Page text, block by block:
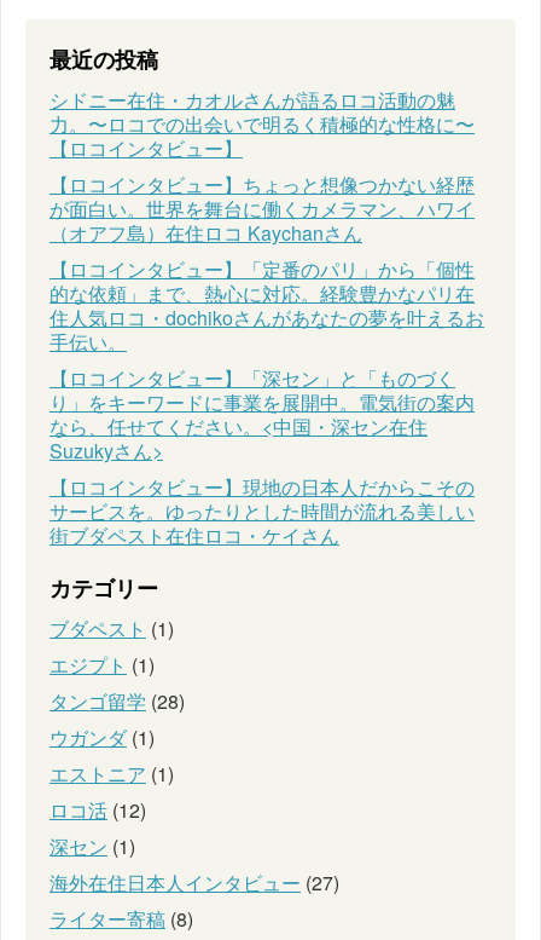
最近の投稿
シドニー在住・カオルさんが語るロコ活動の魅
力。〜ロコでの出会いで明るく積極的な性格に〜
【ロコインタビュー】
【ロコインタビュー】ちょっと想像つかない経歴
が面白い。世界を舞台に働くカメラマン、ハワイ
（オアフ島）在住ロコ Kaychanさん
【ロコインタビュー】「定番のパリ」から「個性
的な依頼」まで、熱心に対応。経験豊かなパリ在
住人気ロコ・dochikoさんがあなたの夢を叶えるお
手伝い。
【ロコインタビュー】「深セン」と「ものづく
り」をキーワードに事業を展開中。電気街の案内
なら、任せてください。<中国・深セン在住
Suzukyさん>
【ロコインタビュー】現地の日本人だからこその
サービスを。ゆったりとした時間が流れる美しい
街ブダペスト在住ロコ・ケイさん
カテゴリー
ブダペスト (1)
エジプト (1)
タンゴ留学 (28)
ウガンダ(1)
エストニア (1)
ロコ活 (12)
深セン (1)
海外在住日本人インタビュー (27)
ライター寄稿 (8)